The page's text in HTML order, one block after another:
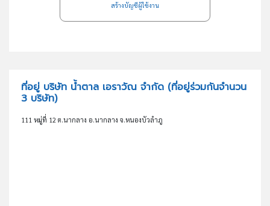
สร้างบัญชีผู้ใช้งาน
ที่อยู่ บริษัท น้ำตาล เอราวัณ จำกัด (ที่อยู่ร่วมกันจำนวน
3 บริษัท)
111 หมู่ที่ 12 ต.นากลาง อ.นากลาง จ.หนองบัวลำภู